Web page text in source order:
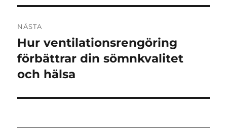
NÄSTA
Nästa
inlägg:
Hur ventilationsrengöring
förbättrar din sömnkvalitet
och hälsa